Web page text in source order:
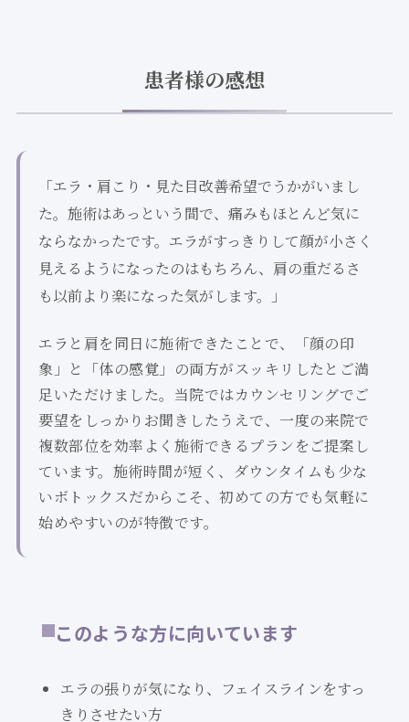
患者様の感想
「エラ・肩こり・見た目改善希望でうかがいまし
た。施術はあっという間で、痛みもほとんど気に
ならなかったです。エラがすっきりして顔が小さく
見えるようになったのはもちろん、肩の重だるさ
も以前より楽になった気がします。」
エラと肩を同日に施術できたことで、「顔の印
象」と「体の感覚」の両方がスッキリしたとご満
足いただけました。当院ではカウンセリングでご
要望をしっかりお聞きしたうえで、一度の来院で
複数部位を効率よく施術できるプランをご提案し
ています。施術時間が短く、ダウンタイムも少な
いボトックスだからこそ、初めての方でも気軽に
始めやすいのが特徴です。
このような方に向いています
エラの張りが気になり、フェイスラインをすっ
きりさせたい方